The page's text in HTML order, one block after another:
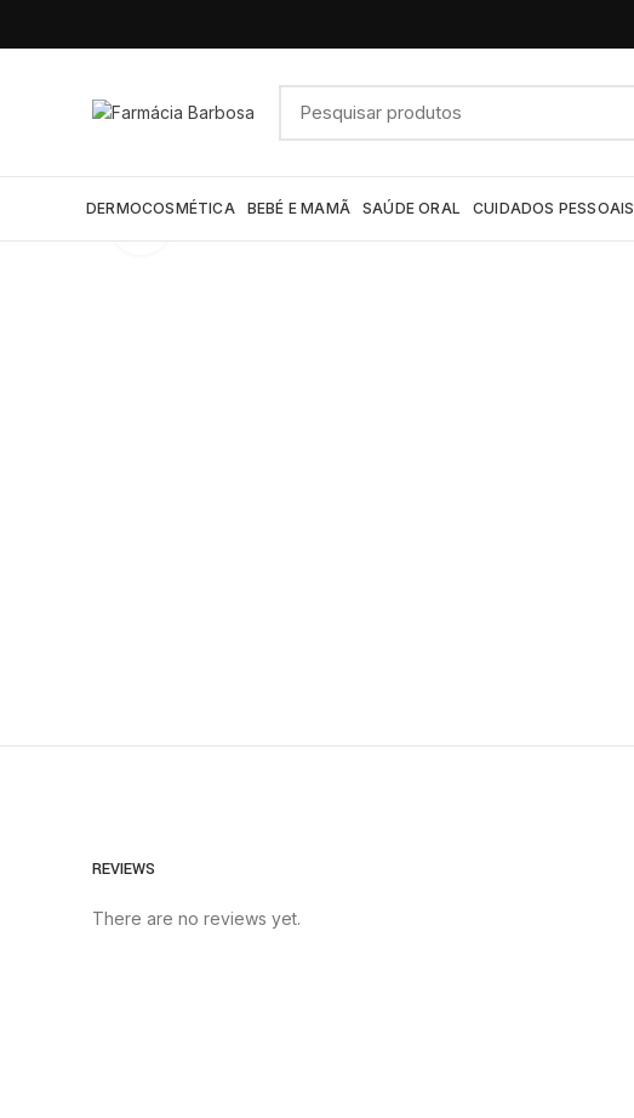
DERMOCOSMÉTICA BEBÉ E MAMÃ SAÚDE ORAL CUIDADOS PESSOAIS
REVIEWS
There are no reviews yet.